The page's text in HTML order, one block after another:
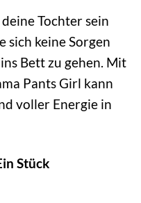
Tochter sein
sich keine Sorgen
Bett zu gehen. Mit
Pants Girl kann
voller Energie in
Stück